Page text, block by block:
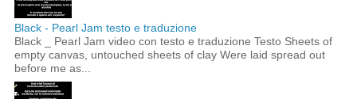
Black - Pearl Jam testo e traduzione
Black _ Pearl Jam video con testo e traduzione Testo Sheets of
empty canvas, untouched sheets of clay Were laid spread out
before me as...